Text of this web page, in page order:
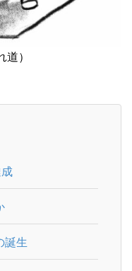
）
誕生